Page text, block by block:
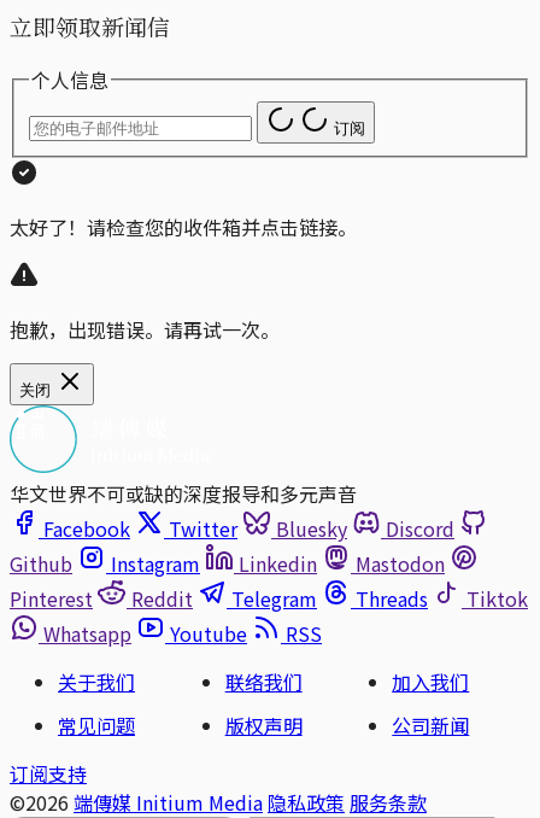
立即领取新闻信
个人信息
订阅
太好了！请检查您的收件箱并点击链接。
抱歉，出现错误。请再试一次。
关闭
华文世界不可或缺的深度报导和多元声音
Facebook
Twitter Bluesky
Discord
Github
Instagram Linkedin
Mastodon
Pinterest
Reddit Telegram Threads
Tiktok
Whatsapp
Youtube
RSS
关于我们
联络我们
加入我们
常见问题
版权声明
公司新闻
订阅支持
©2026 端傳媒 Initium Media 隐私政策 服务条款